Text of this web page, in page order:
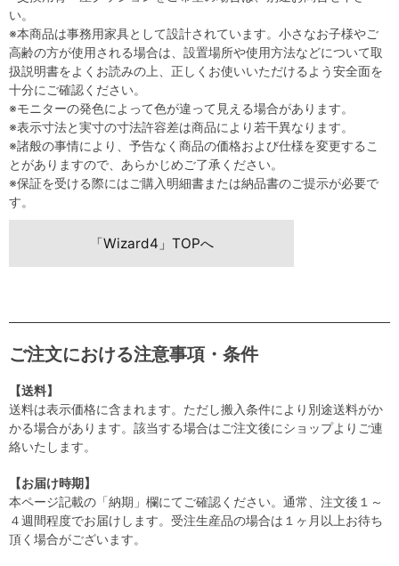
い。
※本商品は事務用家具として設計されています。小さなお子様やご
高齢の方が使用される場合は、設置場所や使用方法などについて取
扱説明書をよくお読みの上、正しくお使いいただけるよう安全面を
十分にご確認ください。
※モニターの発色によって色が違って見える場合があります。
※表示寸法と実寸の寸法許容差は商品により若干異なります。
※諸般の事情により、予告なく商品の価格および仕様を変更するこ
とがありますので、あらかじめご了承ください。
※保証を受ける際にはご購入明細書または納品書のご提示が必要で
す。
「Wizard4」TOPへ
ご注文における注意事項・条件
【送料】
送料は表示価格に含まれます。ただし搬入条件により別途送料がか
かる場合があります。該当する場合はご注文後にショップよりご連
絡いたします。
【お届け時期】
本ページ記載の「納期」欄にてご確認ください。通常、注文後１～
４週間程度でお届けします。受注生産品の場合は１ヶ月以上お待ち
頂く場合がございます。